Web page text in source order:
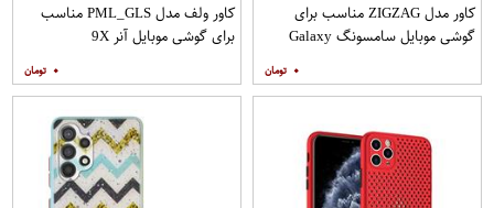
کاور مدل ZIGZAG مناسب برای
گوشی موبایل سامسونگ Galaxy
۰
کاور ولف مدل PML_GLS مناسب
برای گوشی موبایل آنر 9X
۰